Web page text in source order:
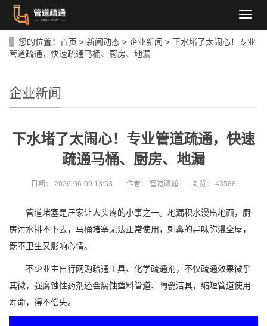
导
菜
您的位置： 首页 > 新闻动态 > 企业新闻 > 下水堵了太闹心！专业
管道疏通，快速疏通马桶、厨房、地漏
企业新闻
下水堵了太闹心！专业管道疏通，快速
疏通马桶、厨房、地漏
日期： 2026-06-09 13:53 作者： 管道疏通 浏览： 43588
管道堵塞是居家让人头疼的小事之一。地漏积水漫出地面，厨
房污水排不下去，马桶堵塞无法正常使用，刺鼻的异味弥漫全屋，
既不卫生又影响心情。
不少业主自行网购疏通工具、化学疏通剂，不仅疏通效果微乎
其微，强腐蚀性药剂还会腐蚀塑料管道、陶瓷洁具，缩短管道使用
寿命，得不偿失。